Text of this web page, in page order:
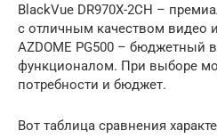
BlackVue DR970X-2CH –
с отличным качеством видео
AZDOME PG500 – бюджетный
функционалом. При выборе
потребности и бюджет.
Вот таблица сравнения